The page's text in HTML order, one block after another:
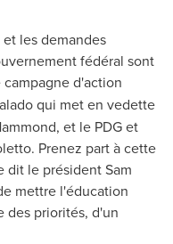
les demandes
fédéral sont
d'action
qui met en vedette
, et le PDG et
Prenez part à cette
dit le présidentSam
mettre l'éducation
des priorités, d'un